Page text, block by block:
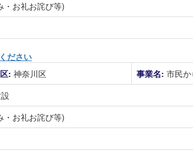
・お礼お詫び等)
ださい
: 神奈川区 事業名: 市民
・お礼お詫び等)